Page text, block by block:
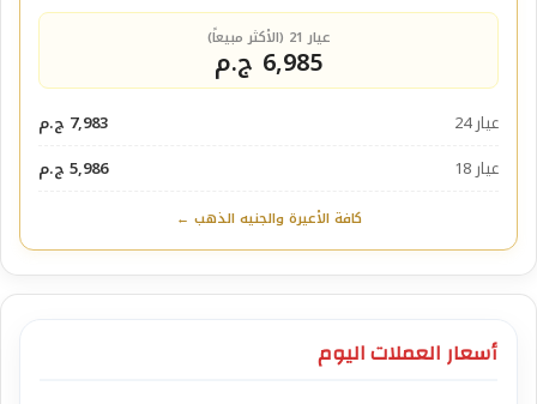
عيار 21 (الأكثر مبيعاً)
6,985 ج.م
عيار 24
7,983 ج.م
عيار 18
5,986 ج.م
كافة الأعيرة والجنيه الذهب ←
أسعار العملات اليوم